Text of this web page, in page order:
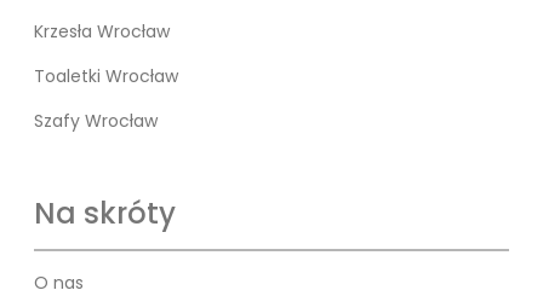
Krzesła Wrocław
Toaletki Wrocław
Szafy Wrocław
Na skróty
O nas